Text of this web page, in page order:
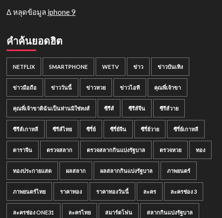
Δ หลุดข้อมูล iphone 9
คำค้นยอดฮิต
NETFLIX SMARTPHONE WETV ข่าว ข่าวบันเทิง
ข่าวมือถือ ข่าววันนี้ ข่าวหวย ข่าวไอที คุณพี่เจ้าขา
คุณพี่เจ้าขาดิฉันเป็นห่านมิใช่หงส์ ซีรีส์ ซีรีส์จีน ซีรีส์วาย
ซีรีส์เกาหลี ซีรีส์ไทย ซีรี่ย์ ซีรี่ย์จีน ซีรี่ย์วาย ซีรี่ย์เกาหลี
ดาราจีน ตรวจสลาก ตรวจสลากกินแบ่งรัฐบาล ตรวจหวย ทอง
ทองประกายแสด ผลสลาก ผลสลากกินแบ่งรัฐบาล ภาพยนตร์
ภาพยนตร์ไทย ราคาทอง ราคาทองวันนี้ ละคร ละครช่อง 3
ละครช่อง ONE31 ละครไทย สมาร์ตโฟน สลากกินแบ่งรัฐบาล